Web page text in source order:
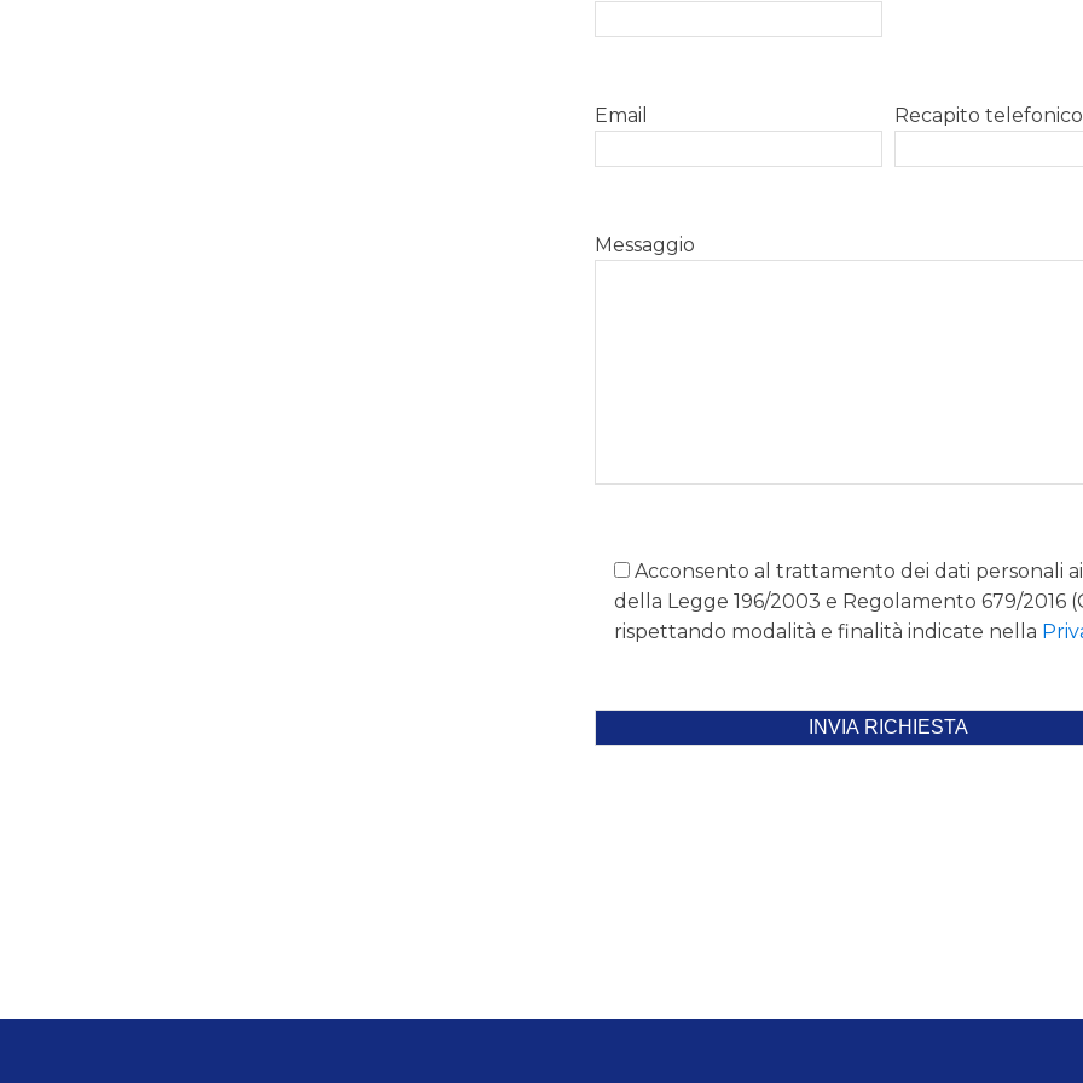
Email Recapito telefonico
Messaggio
Acconsento al trattamento dei dati personali ai
della Legge 196/2003 e Regolamento 679/2016
rispettando modalità e finalità indicate nella